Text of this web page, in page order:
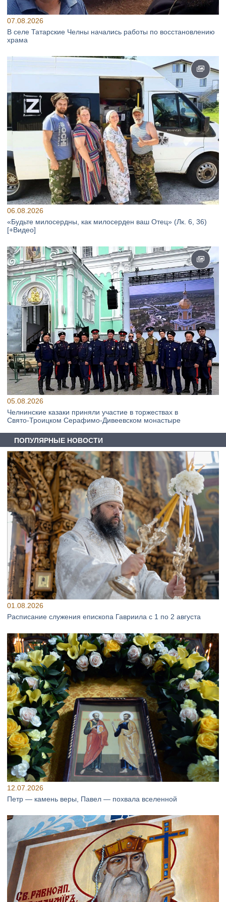
07.08.2026
В селе Татарские Челны начались работы по восстановлению
храма
06.08.2026
«Будьте милосердны, как милосерден ваш Отец» (Лк. 6, 36)
[+Видео]
05.08.2026
Челнинские казаки приняли участие в торжествах в
Свято‑Троицком Серафимо‑Дивеевском монастыре
ПОПУЛЯРНЫЕ НОВОСТИ
01.08.2026
Расписание служения епископа Гавриила с 1 по 2 августа
12.07.2026
Петр — камень веры, Павел — похвала вселенной